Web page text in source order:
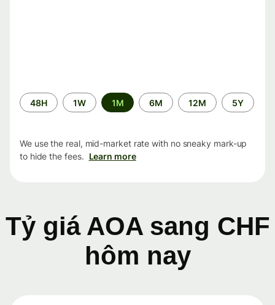
Time
period
48H 1W 1M 6M 12M 5Y
We use the real, mid-market rate with no sneaky mark-up
to hide the fees. Learn more
Tỷ giá AOA sang CHF
hôm nay